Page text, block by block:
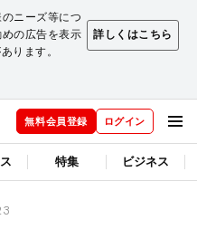
ニーズ等につ
の広告を表示
ります。
詳しくはこちら
無料会員登録 ログイン
特集 ビジネス